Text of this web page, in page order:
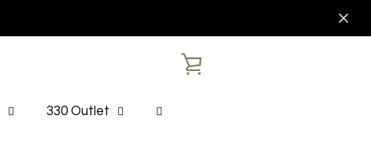
330 Outlet